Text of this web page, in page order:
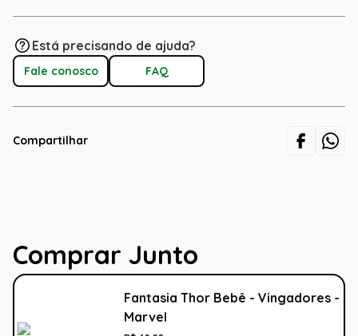
Está precisando de ajuda?
Fale conosco FAQ
Compartilhar
Comprar Junto
Fantasia Thor Bebê - Vingadores -
Marvel